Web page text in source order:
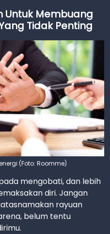
Untuk Membuang
Tidak Penting
(Foto: Roomme)
mengobati, dan lebih
diri. Jangan
rayuan
belum tentu